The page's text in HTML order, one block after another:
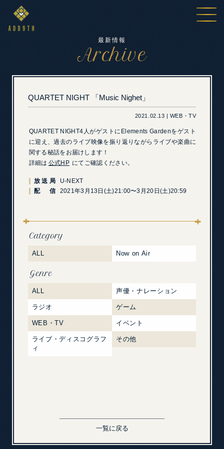
最新情報
Archive
QUARTET NIGHT 「Music Nighet」
2021.02.13 | WEB・TV
QUARTET NIGHT4人がゲストにElements Gardenをゲスト
に迎え、過去のライブ映像を振り返りながらライブや楽曲に
関する秘話をお届けします！
詳細は 公式HP にてご確認ください。
放送局
U-NEXT
配 信 2021年3月13日(土)21:00〜3月20日(土)20:59
Category
ALL Now on Air
Genre
ALL 声優・ナレーション
ラジオ ゲーム
WEB・TV イベント
ライブ・ディスコグラフ
ィ
その他
一覧に戻る